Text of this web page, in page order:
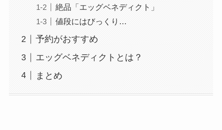
絶品「エッグベネディクト」
値段にはびっくり…
予約がおすすめ
エッグベネディクトとは？
まとめ